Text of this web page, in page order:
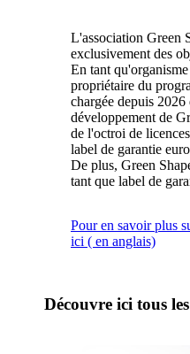
L'association Green
exclusivement des
En tant
propriétaire du
chargée depuis
développement de
de l'octroi de
label de garantie
De plus, Green
tant que label de
Pour en savoir plus
ici ( en anglais)
Découvre ici tous